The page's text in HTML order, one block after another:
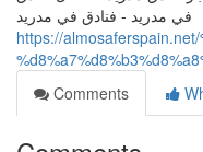
في مدريد - فنادق في مدريد
https://
Comments